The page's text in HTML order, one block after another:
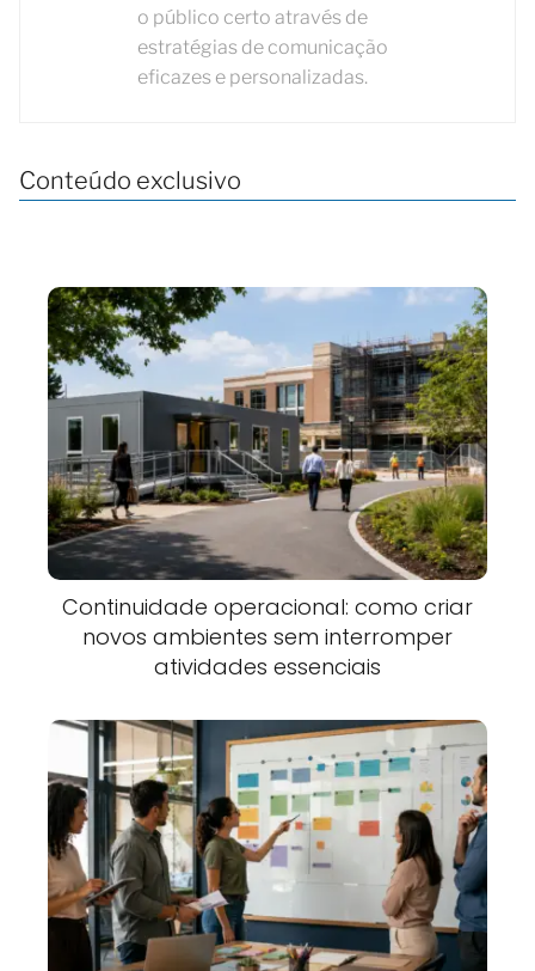
o público certo através de
estratégias de comunicação
eficazes e personalizadas.
Conteúdo exclusivo
Continuidade operacional: como criar
novos ambientes sem interromper
atividades essenciais